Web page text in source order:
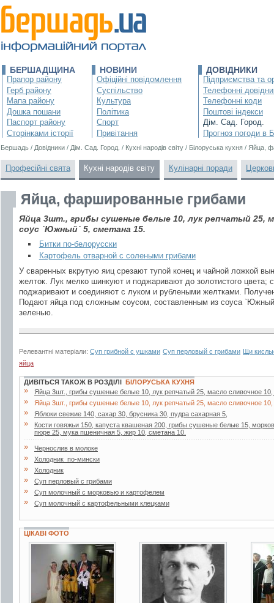
БЕРШАДЩИНА
Прапор району
Герб району
Мапа району
Дошка пошани
Паспорт району
Сторінками історії
НОВИНИ
Офіційні повідомлення
Суспільство
Культура
Політика
Спорт
Привітання
ДОВІДНИКИ
Підприємства та
Телефонні
Телефонні коди
Поштові індекси
Дім. Сад. Город.
Прогноз погоди в
Бершадь / Довідники / Дім. Сад. Город. / Кухні народів світу / Білоруська кухня / Яйца,
Професійні свята Кухні народів світу Кулінарні поради
Яйца, фаршированные грибами
Яйца 3шт., грибы сушеные белые 10, лук репчатый 25,
соус `Южный` 5, сметана 15.
Битки по-белорусски
Картофель отварной с солеными грибами
У сваренных вкрутую яиц срезают тупой конец и чайной ложкой
желток. Лук мелко шинкуют и поджаривают до золотистого цвета;
поджаривают и соединяют с луком и рублеными желтками.
Подают яйца под сложным соусом, составленным из соуса
зеленью.
Релевантні матеріали: Суп грибной с ушками Суп перловый с грибами Щи
яйца
ДИВІТЬСЯ ТАКОЖ В РОЗДІЛІ БІЛОРУСЬКА КУХНЯ
» Яйца 3шт., грибы сушеные белые 10, лук репчатый 25, масло сливочное
» Яйца 3шт., грибы сушеные белые 10, лук репчатый 25, масло сливочное
» Яблоки свежие 140, сахар 30, брусника 30, пудра сахарная 5,
»
Кости говяжьи 150, капуста квашеная 200, грибы сушеные белые 15,
пюре 25, мука пшеничная 5, жир 10, сметана 10.
» Чернослив в молоке
» Холодник_по-мински
» Холодник
» Суп перловый с грибами
» Суп молочный с морковью и картофелем
» Суп молочный с картофельными клецками
ЦІКАВІ ФОТО
3 фото 4